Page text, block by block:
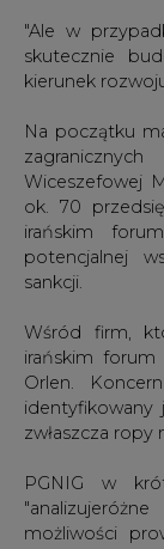
"Ale w
skutecznie
kierunek
Na początku
Wiceszefowej
ok. 70
irańskim
potencjalnej
sankcji.
Wśród firm,
irańskim forum
Orlen.
identyfikowany
zwłaszcza ropy
PGNIG w
możliwości